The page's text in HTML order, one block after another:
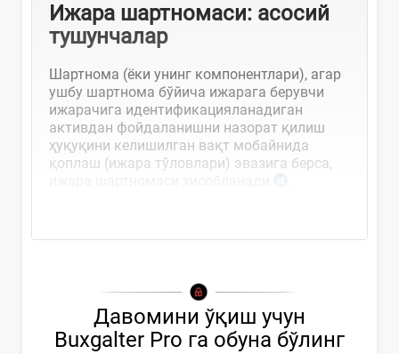
Ижара шартномаси: асосий
тушунчалар
Шартнома (ёки унинг компонентлари), агар
ушбу шартнома бўйича ижарага берувчи
ижарачига идентификацияланадиган
активдан фойдаланишни назорат қилиш
ҳуқуқини келишилган вақт мобайнида
қоплаш (ижара тўловлари) эвазига берса,
Давомини ўқиш учун
Buxgalter Pro га обуна бўлинг